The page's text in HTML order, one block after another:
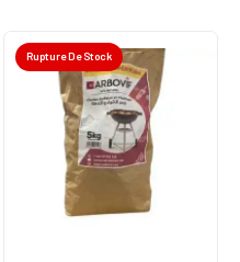
Rupture De Stock